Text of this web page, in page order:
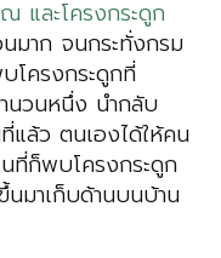
และโครงกระดูก
มาก จนกระทั่งกรม
โครงกระดูกที่
วนหนึ่ง นำกลับ
ล้ว ตนเองได้ให้คน
ที่ก็พบโครงกระดูก
มาเก็บด้านบนบ้าน